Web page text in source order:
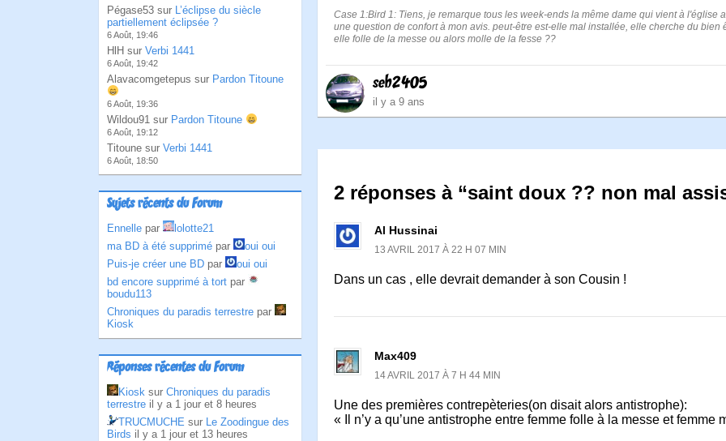
Pégase53 sur L’éclipse du siècle
partiellement éclipsée ?
6 Août, 19:46
HlH sur Verbi 1441
6 Août, 19:42
Alavacomgetepus sur Pardon Titoune
6 Août, 19:36
Wildou91 sur Pardon Titoune
6 Août, 19:12
Titoune sur Verbi 1441
6 Août, 18:50
Sujets récents du Forum
Ennelle par
lolotte21
ma BD à été supprimé par
oui oui
Puis-je créer une BD par
oui oui
bd encore supprimé à tort par
boudu113
Chroniques du paradis terrestre par
Kiosk
Réponses récentes du Forum
Kiosk sur Chroniques du paradis
terrestre il y a 1 jour et 8 heures
TRUCMUCHE sur Le Zoodingue des
Birds il y a 1 jour et 13 heures
Case 1:Bird 1: Tiens, je remarque tous les week-ends la même dame qui vient à l'église
une question de confort à mon avis. peut-être est-elle mal installée, elle cherche du bien
elle folle de la messe ou alors molle de la fesse ??
seb2405
il y a 9 ans
2 réponses à “saint doux ?? non mal
Al Hussinai
13 AVRIL 2017 À 22 H 07 MIN
Dans un cas , elle devrait demander à son Cousin !
Max409
14 AVRIL 2017 À 7 H 44 MIN
Une des premières contrepèteries(on disait alors antistrophe):
« Il n’y a qu’une antistrophe entre femme folle à la messe et